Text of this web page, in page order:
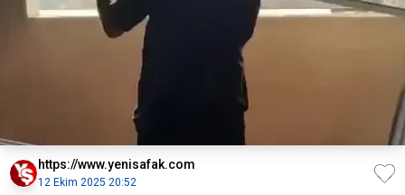
https://www.yenisafak.com
12 Ekim 2025 20:52